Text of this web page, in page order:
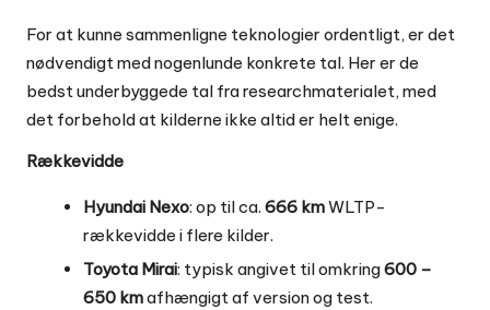
For at kunne sammenligne teknologier ordentligt, er det
nødvendigt med nogenlunde konkrete tal. Her er de
bedst underbyggede tal fra researchmaterialet, med
det forbehold at kilderne ikke altid er helt enige.
Rækkevidde
Hyundai Nexo: op til ca. 666 kmWLTP-
rækkevidde i flere kilder.
Toyota Mirai: typisk angivet til omkring600 –
650 kmafhængigt af version og test.